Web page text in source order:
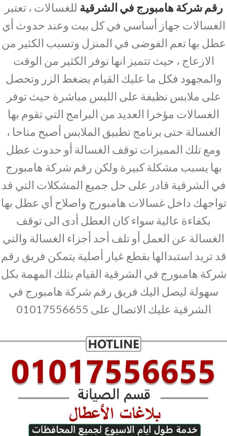
رقم شركة هامبورج في الشرقية للغسالات ، تعتبر
الغسالات جهاز أساسي في كل بيت وعند حدوث أي
عطل بها تعم الفوضى في المنزل وتسبب الكثير من
الازعاج ، حيث تتميز انها توفر الكثير من الوقت
والمجهود فكل ما عليك القيام بضغط الزر وتحصل
على ملابس نظيفة على اللبس مباشرة حيث توفر
الغسالات مؤخرا العديد من البرامج التي تقوم بها
الغسالة حتى برنامج تطبيق الملابس أصبح متاحا ،
ومع تلك المميزات توقف الغسالة أو حدوث عطل
بها يسبب مشكلة كبيرة ولكن رقم شركة هامبورج
في الشرقية قادر على حل جميع المشكلات التي قد
تواجهك داخل غسالات هامبورج واصلاح أي عطل بها
بكفاءة عالية سواء كان العطل أدى الى توقف
الغسالة عن العمل أو تلف أحد أجزاء الغسالة والتي
قد تريد استبدالها بقطع غيار أصلية يتمكن فريق رقم
شركة هامبورج في الشرقية القيام بتلك المهمة بكل
سهولة ليصل اليك فريق رقم شركة هامبورج في
الشرقية عليك الاتصال على 01017556655